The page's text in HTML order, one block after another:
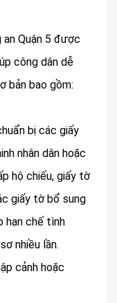
Quận 5 được
công dân dễ
bản bao gồm:
bị các giấy
nhân dân hoặc
hộ chiếu, giấy tờ
giấy tờ bổ sung
hạn chế tình
nhiều lần.
cảnh hoặc